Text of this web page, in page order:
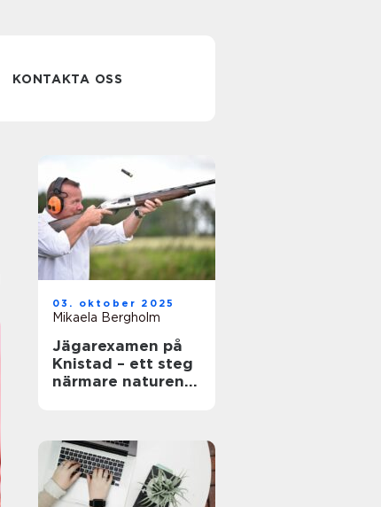
KONTAKTA OSS
03. oktober 2025
Mikaela Bergholm
Jägarexamen på
Knistad – ett steg
närmare naturen